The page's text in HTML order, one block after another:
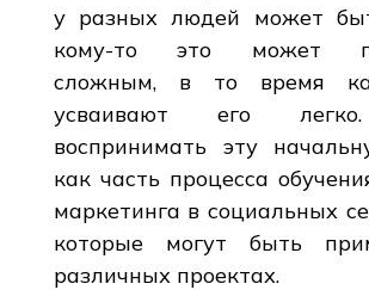
у разных людей может
кому-то это может
сложным, в то время
усваивают его
воспринимать эту
как часть процесса
маркетинга в социальных
которые могут быть
различных проектах.